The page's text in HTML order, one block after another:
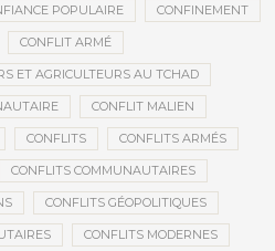
POPULAIRE CONFINEMENT
CONFLIT ARMÉ
ET AGRICULTEURS AU TCHAD
CONFLIT MALIEN
CONFLITS CONFLITS ARMÉS
CONFLITS COMMUNAUTAIRES
CONFLITS GÉOPOLITIQUES
CONFLITS MODERNES